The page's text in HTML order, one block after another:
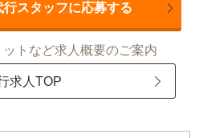
スタッフに応募する
トなど求人概要のご案内
求人TOP